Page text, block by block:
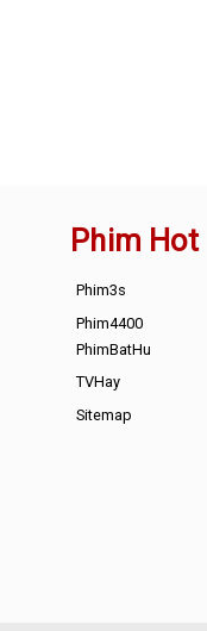
Phim Hot
Phim3s
Phim4400
PhimBatHu
TVHay
Sitemap